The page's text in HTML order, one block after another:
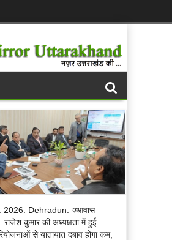
2026. Dehradun. पआवास
कुमार की अध्यक्षता में हुई
से यातायात दबाव होगा कम,